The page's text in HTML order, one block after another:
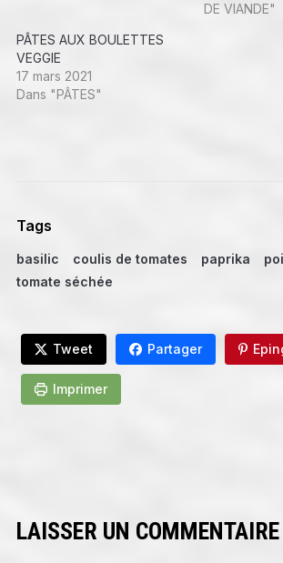
DE VIANDE"
PÂTES AUX BOULETTES
VEGGIE
17 mars 2021
Dans "PÂTES"
Tags
basilic coulis de tomates paprika
tomate séchée
Tweet Partager
Imprimer
LAISSER UN COMMENTAIRE